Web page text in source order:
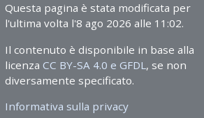
Questa pagina è stata modificata per
l'ultima volta l'8 ago 2026 alle 11:02.
Il contenuto è disponibile in base alla
licenza CC BY-SA 4.0 e GFDL , se non
diversamente specificato.
Informativa sulla privacy